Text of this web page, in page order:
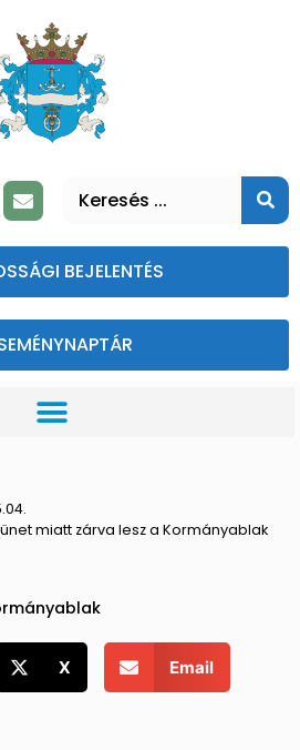
BEJELENTÉS
miatt zárva lesz a Kormányablak
X Email